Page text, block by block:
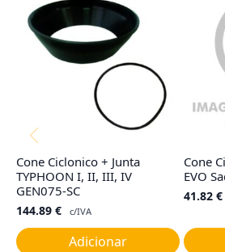
Cone Ciclonico + Junta
TYPHOON I, II, III, IV
GEN075-SC
144.89 € c/IVA
Adicionar
Cone
EVO
41.82 €